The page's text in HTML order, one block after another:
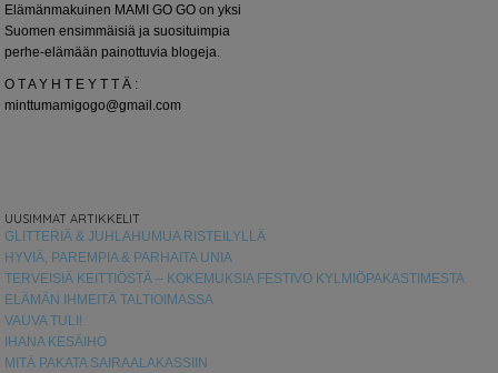
Elämänmakuinen MAMI GO GO on yksi
Suomen ensimmäisiä ja suosituimpia
perhe-elämään painottuvia blogeja.
O T A Y H T E Y T T Ä :
minttumamigogo@gmail.com
UUSIMMAT ARTIKKELIT
GLITTERIÄ & JUHLAHUMUA RISTEILYLLÄ
HYVIÄ, PAREMPIA & PARHAITA UNIA
TERVEISIÄ KEITTIÖSTÄ – KOKEMUKSIA FESTIVO KYLMIÖPAKASTIMESTA
ELÄMÄN IHMEITÄ TALTIOIMASSA
VAUVA TULI!
IHANA KESÄIHO
MITÄ PAKATA SAIRAALAKASSIIN